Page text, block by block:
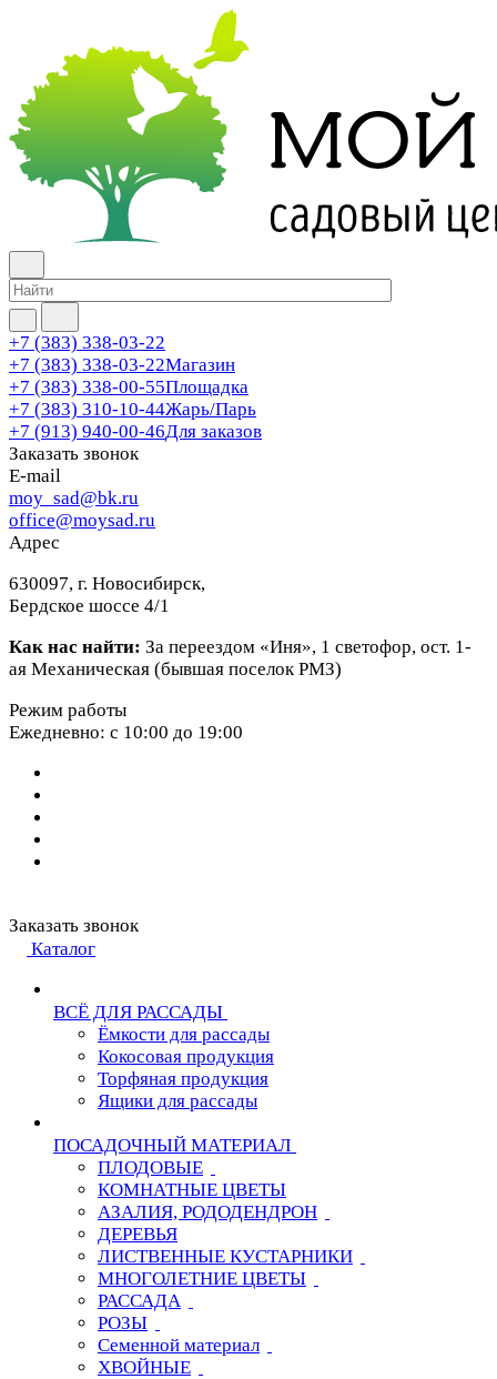
+7 (383) 338-03-22
+7 (383) 338-03-22Магазин
+7 (383) 338-00-55Площадка
+7 (383) 310-10-44Жарь/Парь
+7 (913) 940-00-46Для заказов
Заказать звонок
E-mail
moy_sad@bk.ru
office@moysad.ru
Адрес
630097, г. Новосибирск,
Бердское шоссе 4/1
Как нас найти: За переездом «Иня», 1 светофор, ост. 1-
ая Механическая (бывшая поселок РМЗ)
Режим работы
Ежедневно: с 10:00 до 19:00
Заказать звонок
Каталог
ВСЁ ДЛЯ РАССАДЫ
Ёмкости для рассады
Кокосовая продукция
Торфяная продукция
Ящики для рассады
ПОСАДОЧНЫЙ МАТЕРИАЛ
ПЛОДОВЫЕ
КОМНАТНЫЕ ЦВЕТЫ
АЗАЛИЯ, РОДОДЕНДРОН
ДЕРЕВЬЯ
ЛИСТВЕННЫЕ КУСТАРНИКИ
МНОГОЛЕТНИЕ ЦВЕТЫ
РАССАДА
РОЗЫ
Семенной материал
ХВОЙНЫЕ